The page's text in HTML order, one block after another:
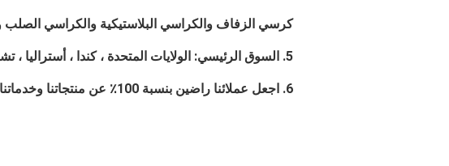
كرسي الزفاف والكراسي البلاستيكية والكراسي الصلب
5. السوق الرئيسي: الولايات المتحدة ، كندا ، أستراليا ، تشيلي ، الأرجنتين ، أوروبا ، آسيا.
6. اجعل عملائنا راضين بنسبة 100٪ عن منتجاتنا وخدماتنا.